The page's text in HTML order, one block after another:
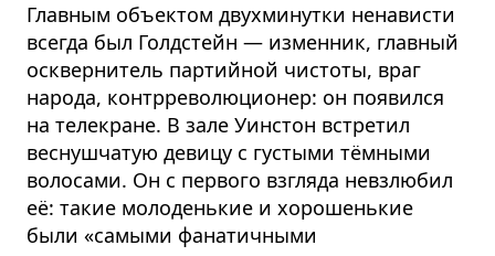
Главным объектом двухминутки ненависти
всегда был Голдстейн — изменник, главный
осквернитель партийной чистоты, враг
народа, контрре­во­люционер: он появился
на телекране. В зале Уинстон встретил
веснушчатую девицу с густыми тёмными
волосами. Он с первого взгляда невзлюбил
её: такие молоденькие и хорошенькие
были «самыми фанатичными